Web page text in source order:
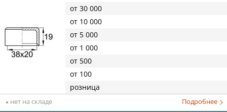
от 30 000
от 10 000
от 5 000
от 1 000
от 500
от 100
розница
нет на складе Подробнее